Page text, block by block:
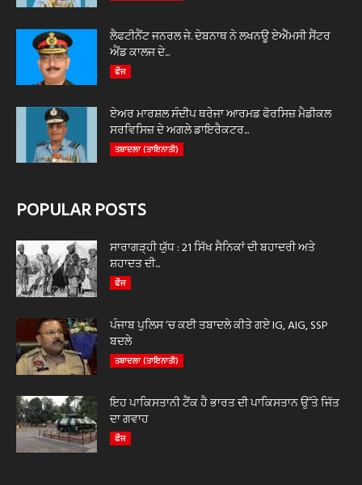
ਲੈਫਟੀਨੈਂਟ ਜਨਰਲ ਜੇ. ਦੇਬਨਾਥ ਨੇ ਲਖਨਊ ਏਐੱਮਸੀ ਸੈਂਟਰ
ਐਂਡ ਕਾਲਜ ਦੇ...
ਫੌਜ
ਏਅਰ ਮਾਰਸ਼ਲ ਸੰਦੀਪ ਥਰੇਜਾ ਆਰਮਡ ਫੋਰਸਿਜ਼ ਮੈਡੀਕਲ
ਸਰਵਿਸਿਜ਼ ਦੇ ਅਗਲੇ ਡਾਇਰੈਕਟਰ...
ਤਬਾਦਲਾ (ਤਾਇਨਾਤੀ)
POPULAR POSTS
ਸਾਰਾਗੜ੍ਹੀ ਯੁੱਧ : 21 ਸਿੱਖ ਸੈਨਿਕਾਂ ਦੀ ਬਹਾਦਰੀ ਅਤੇ
ਸ਼ਹਾਦਤ ਦੀ...
ਫੌਜ
ਪੰਜਾਬ ਪੁਲਿਸ ‘ਚ ਕਈ ਤਬਾਦਲੇ ਕੀਤੇ ਗਏ IG, AIG, SSP
ਬਦਲੇ
ਤਬਾਦਲਾ (ਤਾਇਨਾਤੀ)
ਇਹ ਪਾਕਿਸਤਾਨੀ ਟੈਂਕ ਹੈ ਭਾਰਤ ਦੀ ਪਾਕਿਸਤਾਨ ਉੱਤੇ ਜਿੱਤ
ਦਾ ਗਵਾਹ
ਫੌਜ